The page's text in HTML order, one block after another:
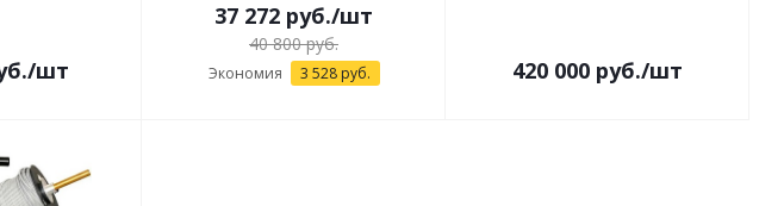
/шт
37 272 руб./шт
40 800руб.
Экономия 3 528руб. 420 000 руб./шт